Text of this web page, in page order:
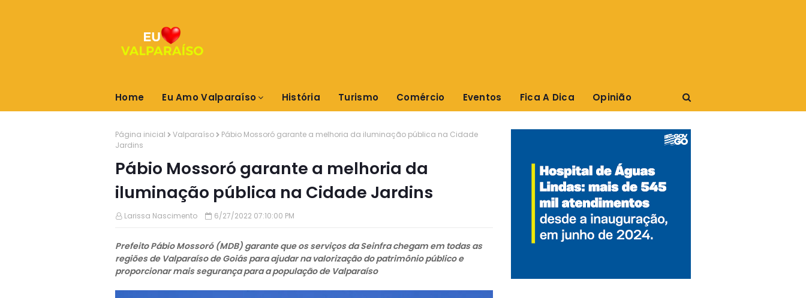
Home Eu Amo Valparaíso História Turismo Comércio Eventos Fica A Dica Opinião
Página inicial Valparaíso
Pábio Mossoró garante a melhoria da iluminação pública na Cidade
Jardins
Pábio Mossoró garante a melhoria da
iluminação pública na Cidade Jardins
Larissa Nascimento 6/27/2022 07:10:00 PM
Prefeito Pábio Mossoró (MDB) garante que os serviços da Seinfra chegam em todas as
regiões de Valparaíso de Goiás para ajudar na valorização do patrimônio público e
proporcionar mais segurança para a população de Valparaíso